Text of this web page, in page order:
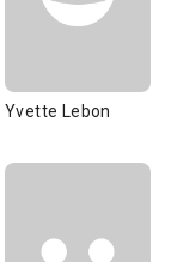
Yvette Lebon